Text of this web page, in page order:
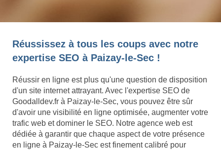
Réussissez à tous les coups avec notre
expertise SEO à Paizay-le-Sec !
Réussir en ligne est plus qu'une question de disposition
d'un site internet attrayant. Avec l'expertise SEO de
Goodalldev.fr à Paizay-le-Sec, vous pouvez être sûr
d'avoir une visibilité en ligne optimisée, augmenter votre
trafic web et dominer le SEO. Notre agence web est
dédiée à garantir que chaque aspect de votre présence
en ligne à Paizay-le-Sec est finement calibré pour